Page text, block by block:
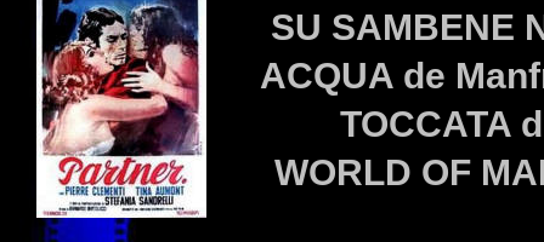
SU SAMBENE
ACQUA de
TOCCATA
WORLD OF